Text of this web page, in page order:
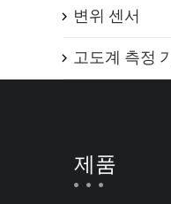
 변위 센서
 고도계 측정
제품